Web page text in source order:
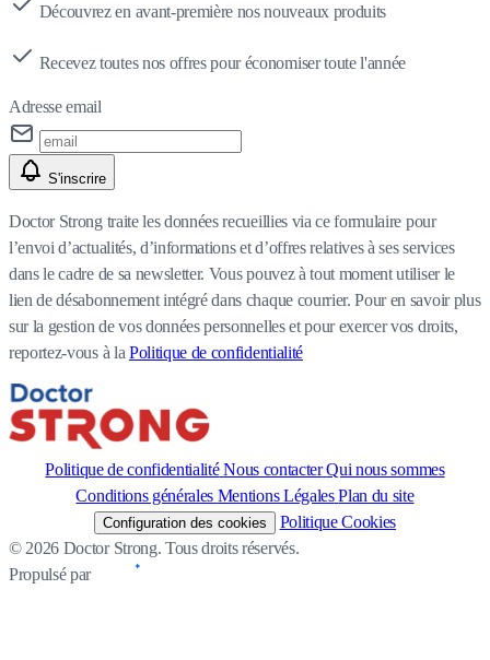
Découvrez en avant-première nos nouveaux produits
Recevez toutes nos offres pour économiser toute l'année
Adresse email
S'inscrire
Doctor Strong traite les données recueillies via ce formulaire pour
l’envoi d’actualités, d’informations et d’offres relatives à ses services
dans le cadre de sa newsletter. Vous pouvez à tout moment utiliser le
lien de désabonnement intégré dans chaque courrier. Pour en savoir plus
sur la gestion de vos données personnelles et pour exercer vos droits,
reportez-vous à la Politique de confidentialité
Politique de confidentialité Nous contacter Qui nous sommes
Conditions générales Mentions Légales Plan du site
Configuration des cookies
Politique Cookies
© 2026 Doctor Strong. Tous droits réservés.
Propulsé par